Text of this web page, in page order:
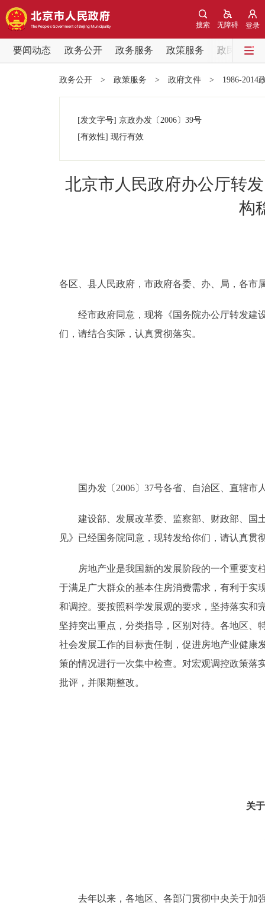
登录
无障碍
搜索
要闻动态 政务公开 政务服务 政策服务
政民互动
党中央精神
政务服务
12345网上接诉即办
参与调查
北京概况
绿色北京
多语种
ENGLISH
政务公开 > 政策服务 > 政府文件 > 1986-2014
[发文字号] 京政办发 〔2006〕 39号
[有效性] 现行有效
北京市人民政府办公厅转
构
各区、县人民政府，市政府各委、办、局，各市
经市政府同意，现将《国务院办公厅转发建设
们，请结合实际，认真贯彻落实。
国办发〔2006〕37号各省、自治区、直辖市
建设部、发展改革委、监察部、财政部、国土
见》已经国务院同意，现转发给你们，请认真贯
房地产业是我国新的发展阶段的一个重要支柱
于满足广大群众的基本住房消费需求，有利于实
和调控。要按照科学发展观的要求，坚持落实和
坚持突出重点，分类指导，区别对待。各地区、
社会发展工作的目标责任制，促进房地产业健康
策的情况进行一次集中检查。对宏观调控政策落
批评，并限期整改。
关
去年以来，各地区、各部门贯彻中央关于加强